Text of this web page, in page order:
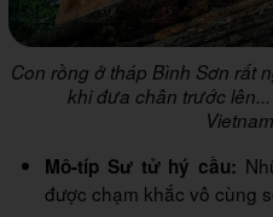
Con rồng ở tháp Bình Sơn rất
khi đưa chân trước
Mô-típ Sư tử hý cầu:
được chạm khắc vô cùng